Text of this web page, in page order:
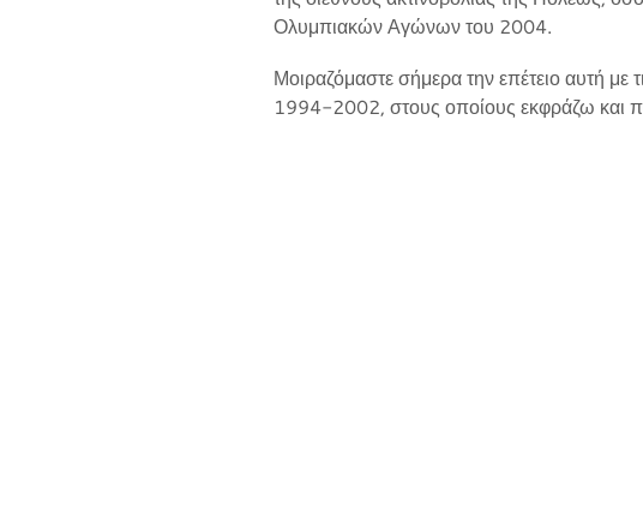
Ολυμπιακών Αγώνων του 2004.
Μοιραζόμαστε σήμερα την επέτειο αυτή με
1994-2002, στους οποίους εκφράζω και